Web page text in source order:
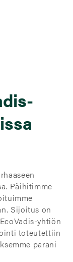
Päihitimme
Sijoitus on
yhtiön
toteutettiin
parani